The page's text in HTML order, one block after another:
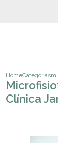
HomeCategorias
Clínica